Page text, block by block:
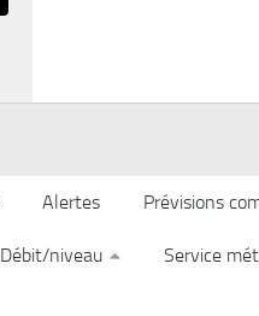
Alertes Prévisions
Débit/niveau Service